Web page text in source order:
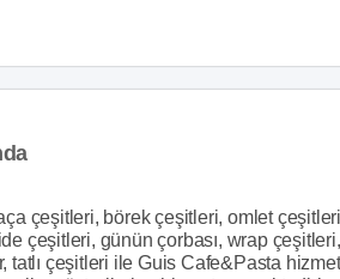
çeşitleri, börek çeşitleri, omlet
çeşitleri, günün çorbası, wrap
tatlı çeşitleri ile Guis Cafe&Pasta